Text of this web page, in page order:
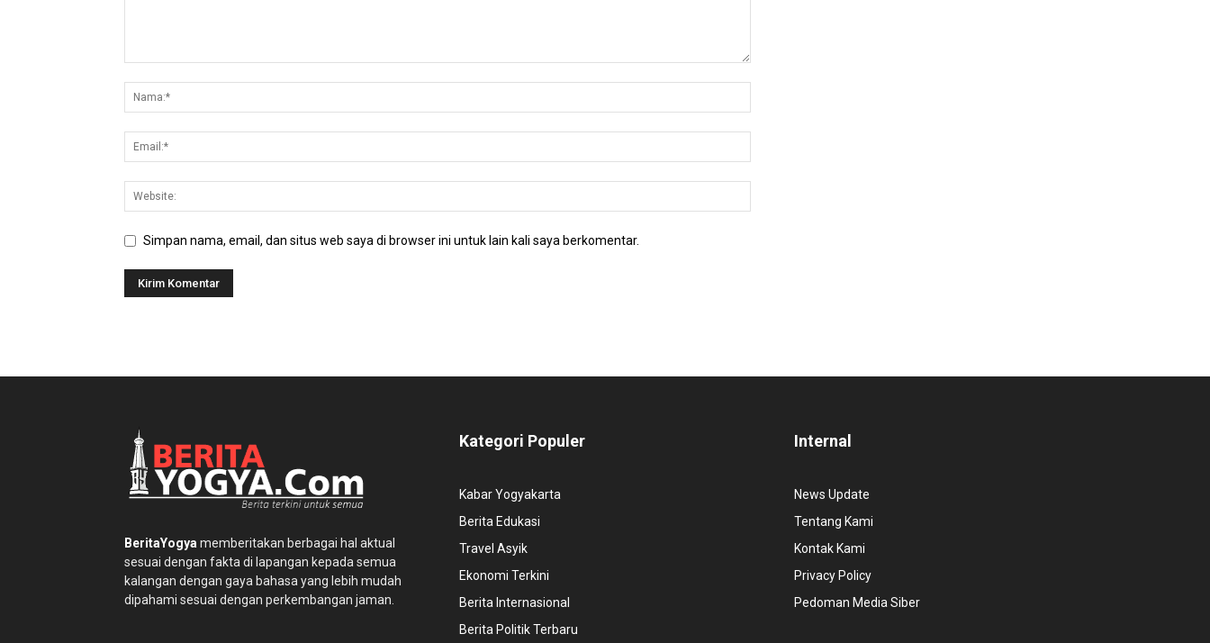
Simpan nama, email, dan situs web saya di browser ini untuk lain kali saya berkomentar.
BeritaYogya memberitakan berbagai hal aktual
sesuai dengan fakta di lapangan kepada semua
kalangan dengan gaya bahasa yang lebih mudah
dipahami sesuai dengan perkembangan jaman.
Kategori Populer
Kabar Yogyakarta
Berita Edukasi
Travel Asyik
Ekonomi Terkini
Berita Internasional
Berita Politik Terbaru
Internal
News Update
Tentang Kami
Kontak Kami
Privacy Policy
Pedoman Media Siber